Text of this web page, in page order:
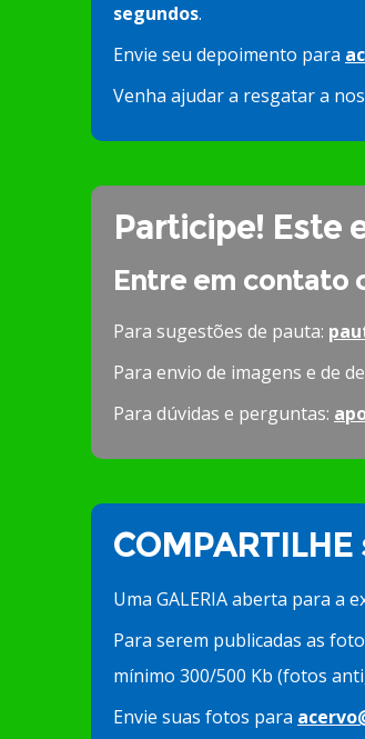
segundos.
Envie seu depoimento para
Venha ajudar a resgatar a
Participe! Este
Entre em contato
Para sugestões de pauta:
Para envio de imagens e de
Para dúvidas e perguntas:
Uma GALERIA aberta para a
Para serem publicadas as
mínimo 300/500 Kb (fotos
Envie suas fotos para